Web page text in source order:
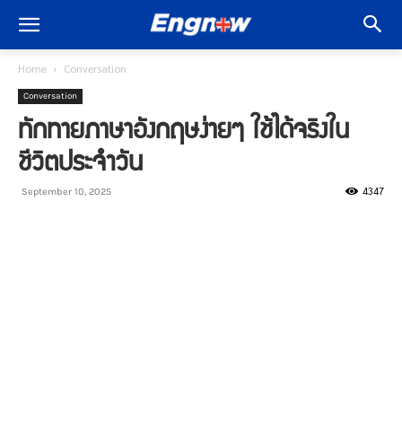
Home Conversation
Conversation
ทักทายภาษาอังกฤษง่ายๆ ใช้ได้จริงใน
ชีวิตประจำวัน
September 10, 2025 4347